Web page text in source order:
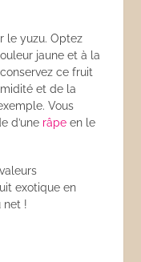
le yuzu. Optez
jaune et à la
ce fruit
et de la
Vous
d’une râpeen le
exotique en
net !